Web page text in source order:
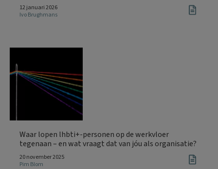
12 januari 2026
Ivo Brughmans
Waar lopen lhbti+-personen op de werkvloer
tegenaan – en wat vraagt dat van jóu als organisatie?
20 november 2025
Pim Blom